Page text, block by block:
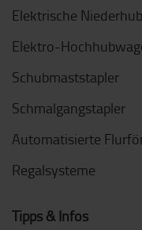
Elektrische
Elektro-
Schubmaststapler
Schmalgangstapler
Automatisierte
Regalsysteme
Tipps & Infos